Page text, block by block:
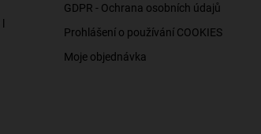
GDPR - Ochrana osobních údajů
Prohlášení o používání COOKIES
Moje objednávka